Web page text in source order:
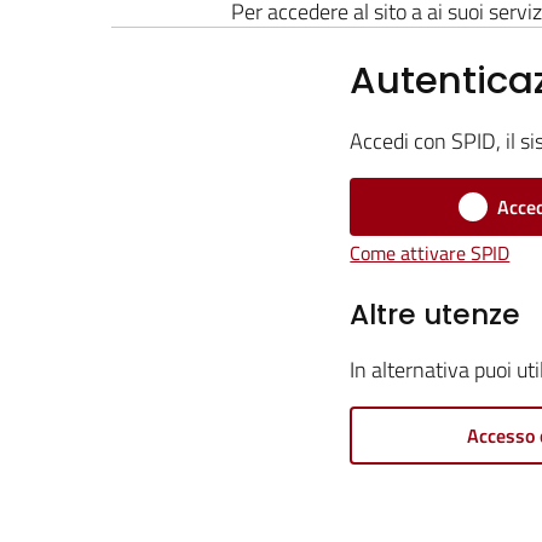
Per accedere al sito a ai suoi
Accedi con SPID, il
Come attivare SPID
Altre utenze
In alternativa puoi